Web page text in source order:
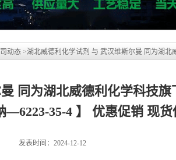
35-4 】 优惠促销 现货